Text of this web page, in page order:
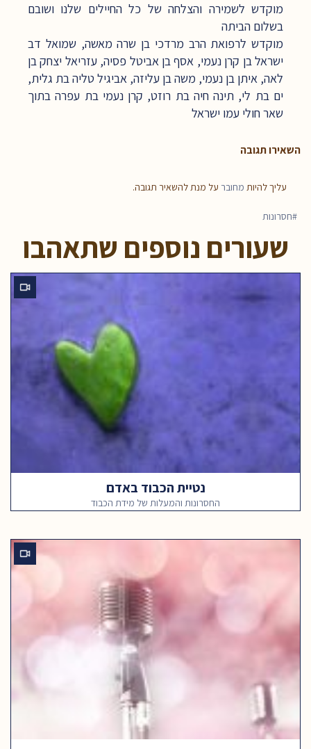
מוקדש לשמירה והצלחה של כל החיילים שלנו ושובם
בשלום הביתה
מוקדש לרפואת הרב מרדכי בן שרה מאשה, שמואל דב
ישראל בן קרן נעמי, אסף בן אביטל פסיה, עזריאל יצחק בן
לאה, איתן בן נעמי, משה בן עליזה, אביגיל טליה בת גלית,
ים בת לי, תינה חיה בת רוזט, קרן נעמי בת עפרה בתוך
שאר חולי עמו ישראל
השאירו תגובה
עליך להיות מחובר על מנת להשאיר תגובה.
חסרונות
שעורים נוספים שתאהבו
נטיית הכבוד באדם
החסרונות והמעלות של מידת הכבוד